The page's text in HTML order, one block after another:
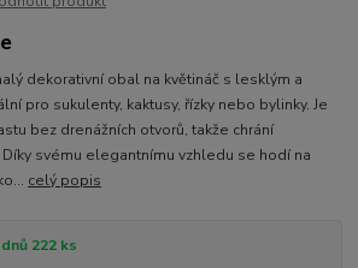
dekorativní obal na květináč s lesklým a
pro sukulenty, kaktusy, řízky nebo bylinky. Je
bez drenážních otvorů, takže chrání
svému elegantnímu vzhledu se hodí na
celý popis
222 ks